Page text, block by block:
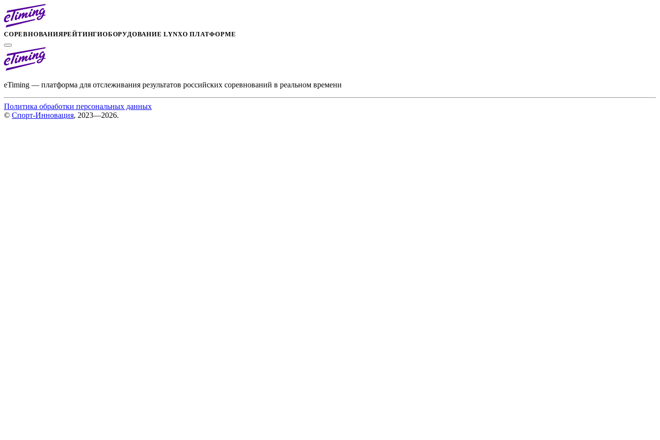
СОРЕВНОВАНИЯРЕЙТИНГИОБОРУДОВАНИЕ LYNXО ПЛАТФОРМЕ
eTiming — платформа для отслеживания результатов российских соревнований в реальном времени
Политика обработки персональных данных
© Спорт-Инновация, 2023—2026.